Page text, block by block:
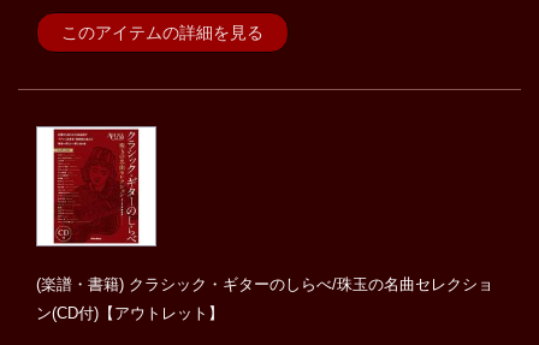
このアイテムの詳細を見る
(楽譜・書籍) クラシック・ギターのしらべ/珠玉の名曲セレクショ
ン(CD付)【アウトレット】